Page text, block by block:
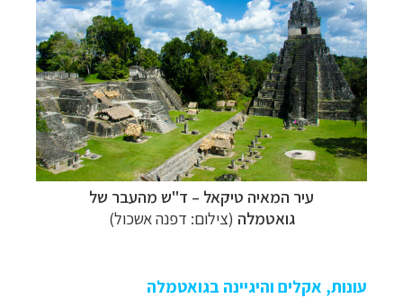
עיר המאיה טיקאל – ד"ש מהעבר של
גואטמלה (צילום: דפנה אשכול)
עונות, אקלים והיגיינה בגואטמלה